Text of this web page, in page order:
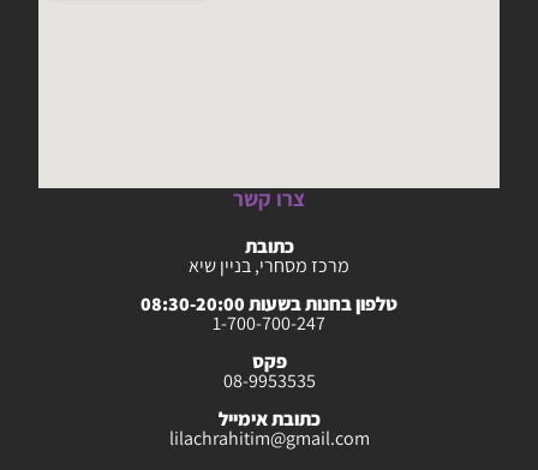
צרו קשר
כתובת
מרכז מסחרי, בניין שיא
טלפון בחנות בשעות 08:30-20:00
1-700-700-247
פקס
08-9953535
כתובת אימייל
lilachrahitim@gmail.com